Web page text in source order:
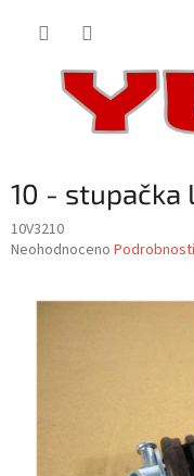
10 - stupačka
10V3210
Průměrné
Neohodnoceno